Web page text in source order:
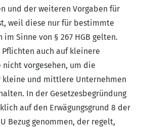
und der weiteren Vorgaben für
weil diese nur für bestimmte
Sinne von § 267 HGB gelten.
Pflichten auch auf kleinere
vorgesehen, um die
kleine und mittlere Unternehmen
In der Gesetzesbegründung
auf den Erwägungsgrund 8 der
Bezug genommen, der regelt,